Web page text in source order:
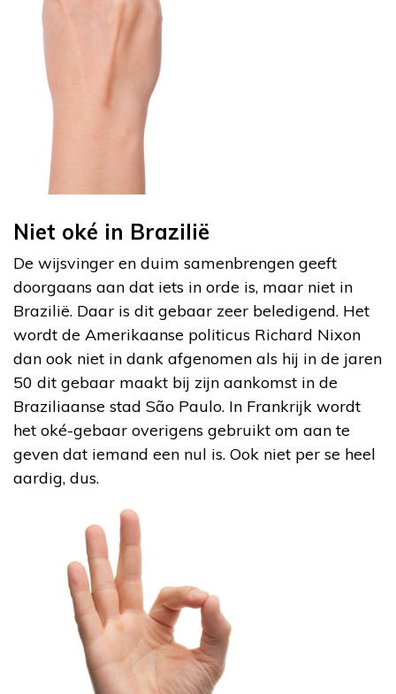
Niet oké in Brazilië
De wijsvinger en duim samenbrengen geeft
doorgaans aan dat iets in orde is, maar niet in
Brazilië. Daar is dit gebaar zeer beledigend. Het
wordt de Amerikaanse politicus Richard Nixon
dan ook niet in dank afgenomen als hij in de jaren
50 dit gebaar maakt bij zijn aankomst in de
Braziliaanse stad São Paulo. In Frankrijk wordt
het oké-gebaar overigens gebruikt om aan te
geven dat iemand een nul is. Ook niet per se heel
aardig, dus.